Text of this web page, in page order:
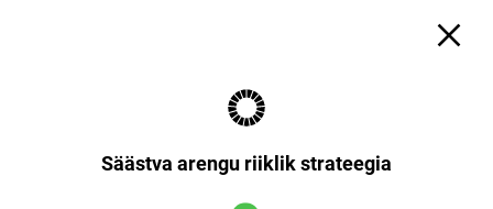
Säästva arengu riiklik strateegia